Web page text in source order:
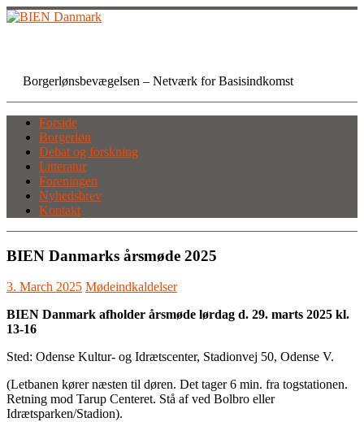
Skip
to
Borgerlønsbevægelsen – Netværk for Basisindkomst
Forside
Borgerløn
Debat og forskning
Litteratur
Foreningen
Nyhedsbrev
Kontakt
BIEN Danmarks årsmøde 2025
3. March 2025 Mødeindkaldelser
BIEN Danmark afholder årsmøde lørdag d. 29. marts 2025 kl.
13-16
Sted: Odense Kultur- og Idrætscenter, Stadionvej 50, Odense V.
(Letbanen kører næsten til døren. Det tager 6 min. fra togstationen.
Retning mod Tarup Centeret. Stå af ved Bolbro eller
Idrætsparken/Stadion).